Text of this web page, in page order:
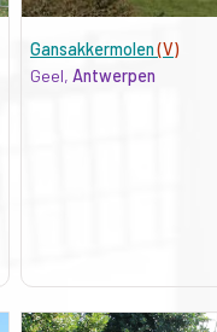
Gansakkermolen(V)
Geel, Antwerpen